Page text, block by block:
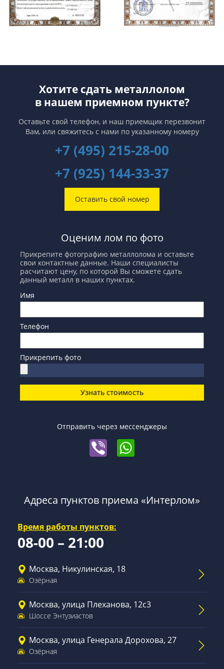
Хотите сдать металлолом
в нашем приемном пункте?
Оставьте свой телефон, и наш приемщик перезвонит
Вам, или свяжитесь с нами по указанному номеру
+7 (495) 215-28-00
+7 (925) 144-33-37
Оставить свой номер
Оценим лом по фото
Прикрепите фотографию металлолома и оставьте
свои контактные данные. Наши специалисты
расчитают цену, по которой Вы сможете сдать
данный металл в наших пунктах.
Имя
Телефон
Прикрепить фото
Узнать стоимость
Отправить через мессенджеры
Адреса пунктов приема «Интерлом»
Время работы пунктов:
08-00 – 21:00
Москва, Никулинская, 18
Озёрная
Москва, улица Плеханова, 12с3
Шоссе Энтузиастов
Москва, улица Генерала Дорохова, 27
Озёрная